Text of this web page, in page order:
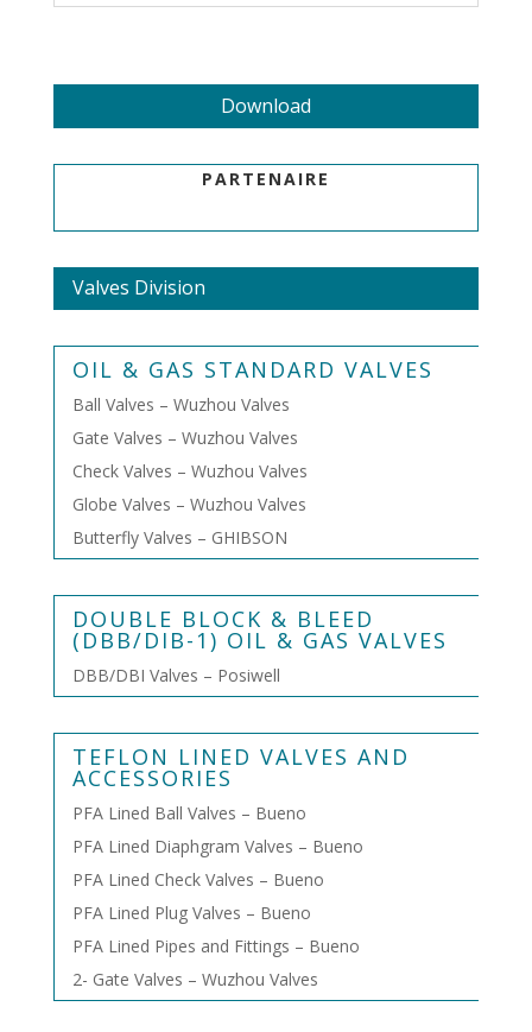
Download
PARTENAIRE
Valves Division
OIL & GAS STANDARD VALVES
Ball Valves – Wuzhou Valves
Gate Valves – Wuzhou Valves
Check Valves – Wuzhou Valves
Globe Valves – Wuzhou Valves
Butterfly Valves – GHIBSON
DOUBLE BLOCK & BLEED
(DBB/DIB-1) OIL & GAS VALVES
DBB/DBI Valves – Posiwell
TEFLON LINED VALVES AND
ACCESSORIES
PFA Lined Ball Valves – Bueno
PFA Lined Diaphgram Valves – Bueno
PFA Lined Check Valves – Bueno
PFA Lined Plug Valves – Bueno
PFA Lined Pipes and Fittings – Bueno
2- Gate Valves – Wuzhou Valves